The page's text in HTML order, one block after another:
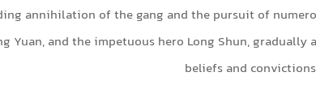
annihilation of the gang and the pursuit of
Yuan, and the impetuous hero Long Shun,
beliefs and